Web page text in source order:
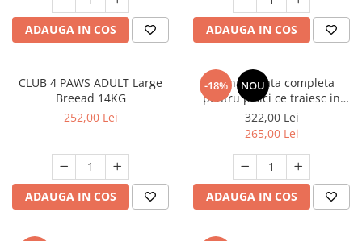
ADAUGA IN COS ADAUGA IN COS
CLUB 4 PAWS ADULT Large
Breead 14KG
252,00 Lei
ADAUGA IN COS
-18% NOU
Hrana uscata completa
pentru pisici ce traiesc in
casa, Club 4 Paws Premium
Indoor, 14kg
322,00 Lei
265,00 Lei
ADAUGA IN COS